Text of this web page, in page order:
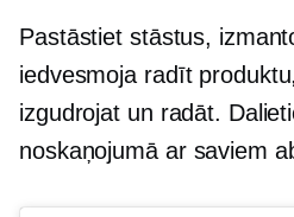
Pastāstiet stāstus,
iedvesmoja radīt
izgudrojat un radāt.
noskaņojumā ar saviem